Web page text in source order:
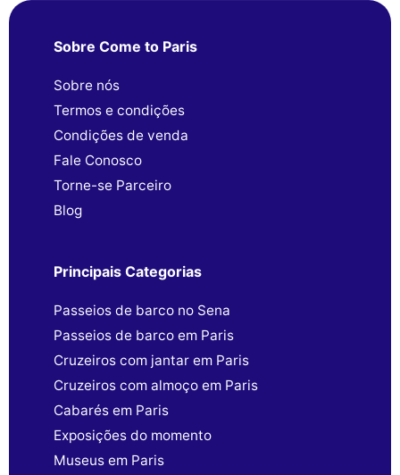
Sobre Come to Paris
Sobre nós
Termos e condições
Condições de venda
Fale Conosco
Torne-se Parceiro
Blog
Principais Categorias
Passeios de barco no Sena
Passeios de barco em Paris
Cruzeiros com jantar em Paris
Cruzeiros com almoço em Paris
Cabarés em Paris
Exposições do momento
Museus em Paris